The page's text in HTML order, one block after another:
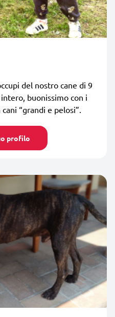
del nostro cane di 9
buonissimo con i
“grandi e pelosi”.
profilo